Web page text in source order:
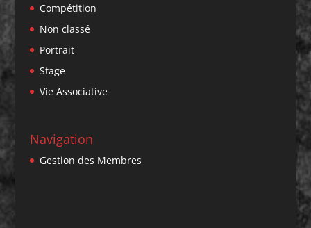
Compétition
Non classé
Portrait
Stage
Vie Associative
Navigation
Gestion des Membres